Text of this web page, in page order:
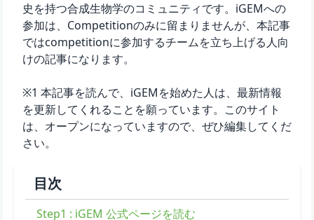
史を持つ合成生物学のコミュニティです。iGEMへの
参加は、Competitionのみに留まりませんが、本記事
ではcompetitionに参加するチームを立ち上げる人向
けの記事になります。
※1 本記事を読んで、iGEMを始めた人は、最新情報
を更新してくれることを願っています。このサイト
は、オープンになっていますので、ぜひ編集してくだ
さい。
目次
Step1 : iGEM 公式ページを読む